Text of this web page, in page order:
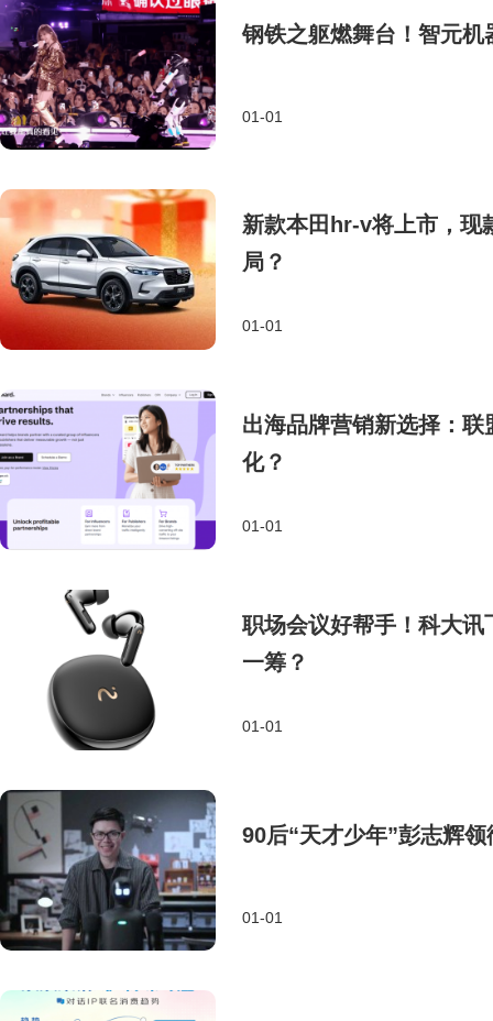
钢铁之躯燃舞台！智元
01-01
新款本田hr-v将上市，现
局？
01-01
出海品牌营销新选择：
化？
01-01
职场会议好帮手！科大
一筹？
01-01
90后“天才少年”彭志辉
01-01